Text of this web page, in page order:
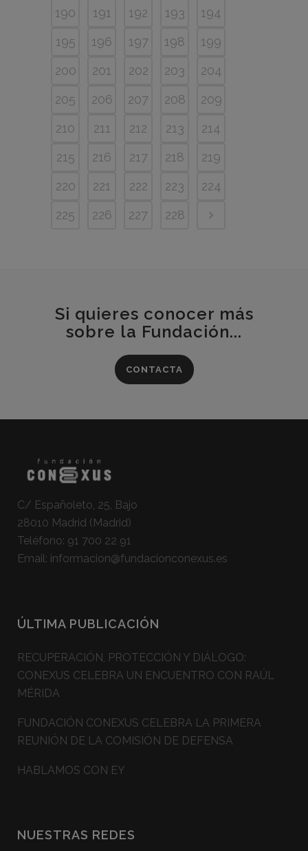
190
191 192 193
194
195
196 197 198
199
200
201 202 203
204
205
206 207 208
209
210
211 212 213
214
215
216 217 218
219
220
221 222 223
224
225
226 227 228
Si quieres conocer más
sobre la Fundación...
CONTACTA
C/ Españoleto, 25, Bajo
28010 Madrid (Madrid)
Teléfono: 91 700 22 91
Email: informacion@fundacionconexus.es
ÚLTIMA PUBLICACIÓN
RECUPERACIÓN, PROTECCIÓN Y DIÁLOGO:
CONEXUS CELEBRA UN ENCUENTRO CON RAÚL
MÉRIDA
FUNDACIÓN CONEXUS CELEBRA LA PRIMERA
REUNIÓN DE LA COMISIÓN DE DEFENSA
HABLAMOS CON EY
NUESTRAS REDES